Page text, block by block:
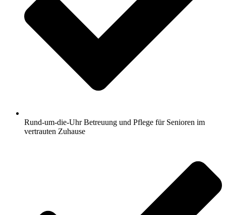
Rund-um-die-Uhr Betreuung und Pflege für Senioren im
vertrauten Zuhause